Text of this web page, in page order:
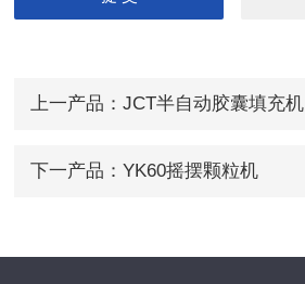
上一产品： JCT半自动胶囊填充机
下一产品： YK60摇摆颗粒机